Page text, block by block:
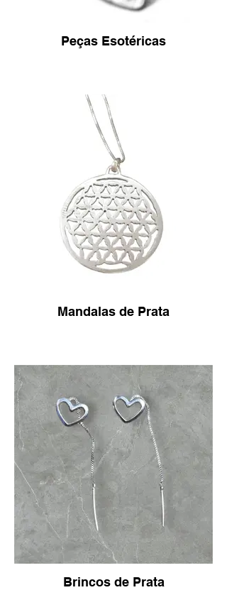
Peças Esotéricas
Mandalas de Prata
Brincos de Prata